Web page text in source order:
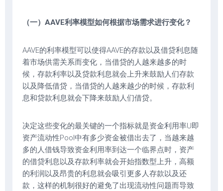
（一）AAVE利率模型如何根据市场需求进行变化？
AAVE的利率模型可以使得AAVE的存款以及借贷利息随
着市场供需关系而变化，当借贷的人越来越多的时
候，存款利率以及贷款利息就会上升来鼓励人们存款
以及降低借贷，当借贷的人越来越少的时候，存款利
息和贷款利息就会下降来鼓励人们借贷。
决定这些变化的最关键的一个指标就是资金利用率U即
资产流动性Pool中有多少资金被借出去了，当越来越
多的人借钱导致资金利用率到达一个临界点时，资产
的借贷利息以及存款利率就会开始指数型上升，高额
的利润以及昂贵的利息就会吸引更多人存款以及还
款，这样的机制很好的避免了出现流动性问题而导致